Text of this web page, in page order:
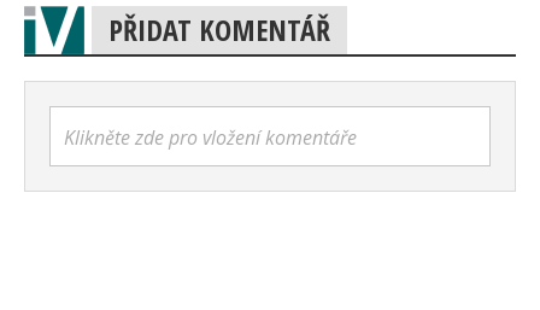
PŘIDAT KOMENTÁŘ
Klikněte zde pro vložení komentáře